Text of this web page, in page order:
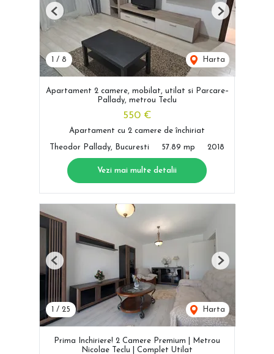
1 / 8 Harta
Previous Next
Apartament 2 camere, mobilat, utilat si Parcare–
Pallady, metrou Teclu
550 €
Apartament cu 2 camere de închiriat
Theodor Pallady, Bucuresti 57.89 mp 2018
Vezi mai multe detalii
1 / 25 Harta
Previous Next
Prima Inchiriere! 2 Camere Premium | Metrou
Nicolae Teclu | Complet Utilat